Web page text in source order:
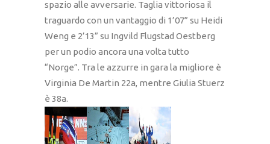
spazio alle avversarie. Taglia vittoriosa il
traguardo con un vantaggio di 1’07” su Heidi
Weng e 2’13” su Ingvild Flugstad Oestberg
per un podio ancora una volta tutto
“Norge”. Tra le azzurre in gara la migliore è
Virginia De Martin 22a, mentre Giulia Stuerz
è 38a.